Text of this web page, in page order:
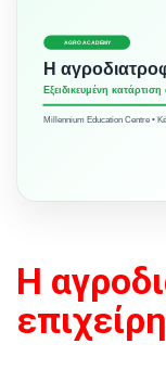
AGRO ACADEMY
Η
Εξειδικευμένη
Millennium Education Centre •
Η